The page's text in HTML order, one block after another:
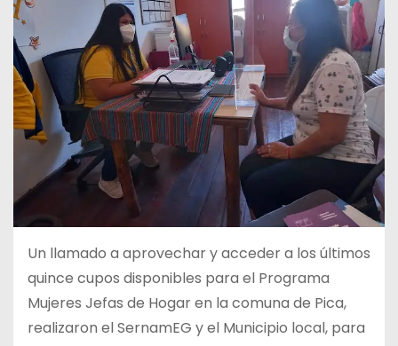
Un llamado a aprovechar y acceder a los últimos
quince cupos disponibles para el Programa
Mujeres Jefas de Hogar en la comuna de Pica,
realizaron el SernamEG y el Municipio local, para